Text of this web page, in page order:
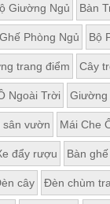
Giường Ngủ Bàn
Phòng Ngủ Bộ
trang điểm Cây
Ngoài Trời Giường
sân vườn Mái Che
đẩy rượu Bàn
cây Đèn chùm